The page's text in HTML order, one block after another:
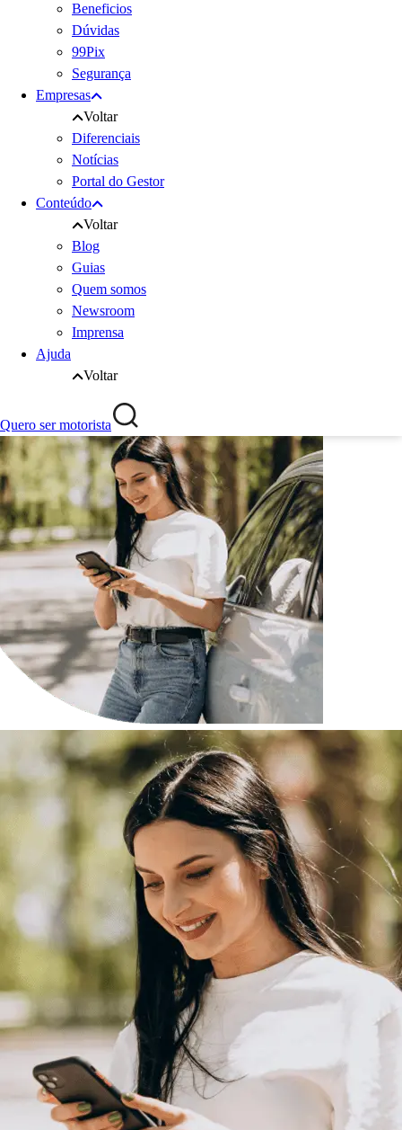
Beneficios
Dúvidas
99Pix
Segurança
Empresas
Voltar
Diferenciais
Notícias
Portal do Gestor
Conteúdo
Voltar
Blog
Guias
Quem somos
Newsroom
Imprensa
Ajuda
Voltar
Quero ser motorista